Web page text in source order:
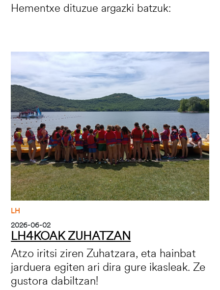
Hementxe dituzue argazki batzuk:
LH
2026-06-02
LH4KOAK ZUHATZAN
Atzo iritsi ziren Zuhatzara, eta hainbat
jarduera egiten ari dira gure ikasleak. Ze
gustora dabiltzan!